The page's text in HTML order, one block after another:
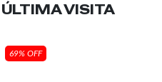
ÚLTIMA VISITA
69% OFF